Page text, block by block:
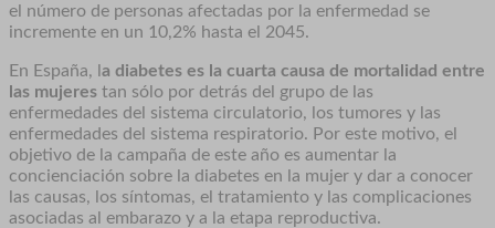
el número de personas afectadas por la enfermedad se
incremente en un 10,2% hasta el 2045.
En España, l a diabetes es la cuarta causa de mortalidad entre
las mujeres tan sólo por detrás del grupo de las
enfermedades del sistema circulatorio, los tumores y las
enfermedades del sistema respiratorio. Por este motivo, el
objetivo de la campaña de este año es aumentar la
concienciación sobre la diabetes en la mujer y dar a conocer
las causas, los síntomas, el tratamiento y las complicaciones
asociadas al embarazo y a la etapa reproductiva.